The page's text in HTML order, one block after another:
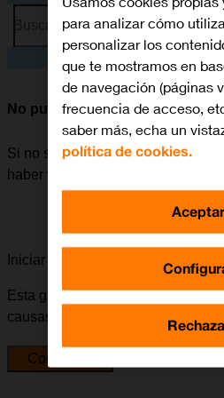
Busca por problema o tema
No puedo recibir mensajes en
Si no se pueden recibir mensajes
haber varias causas posibles al
Iniciar la guía para solucionar tu
Esta guía te va a conducir a
causas y soluciones al problema.
Comenzar
para analizar cómo
personalizar los
que te mostramos en
de navegación (páginas
frecuencia de acceso,
saber más, echa un
política de cookies.
Aceptar